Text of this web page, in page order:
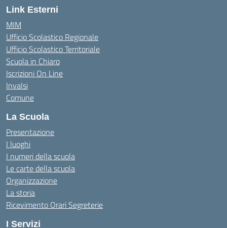
Link Esterni
MIM
Ufficio Scolastico Regionale
Ufficio Scolastico Territoriale
Scuola in Chiaro
Iscrizioni On Line
Invalsi
Comune
La Scuola
Presentazione
I luoghi
I numeri della scuola
Le carte della scuola
Organizzazione
La storia
Ricevimento Orari Segreterie
I Servizi